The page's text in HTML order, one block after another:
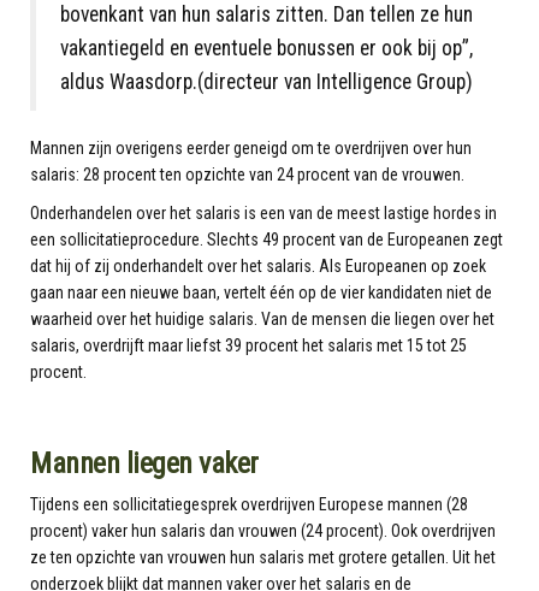
bovenkant van hun salaris zitten. Dan tellen ze hun
vakantiegeld en eventuele bonussen er ook bij op”,
aldus Waasdorp.(directeur van Intelligence Group)
Mannen zijn overigens eerder geneigd om te overdrijven over hun
salaris: 28 procent ten opzichte van 24 procent van de vrouwen.
Onderhandelen over het salaris is een van de meest lastige hordes in
een sollicitatieprocedure. Slechts 49 procent van de Europeanen zegt
dat hij of zij onderhandelt over het salaris. Als Europeanen op zoek
gaan naar een nieuwe baan, vertelt één op de vier kandidaten niet de
waarheid over het huidige salaris. Van de mensen die liegen over het
salaris, overdrijft maar liefst 39 procent het salaris met 15 tot 25
procent.
Mannen liegen vaker
Tijdens een sollicitatiegesprek overdrijven Europese mannen (28
procent) vaker hun salaris dan vrouwen (24 procent). Ook overdrijven
ze ten opzichte van vrouwen hun salaris met grotere getallen. Uit het
onderzoek blijkt dat mannen vaker over het salaris en de